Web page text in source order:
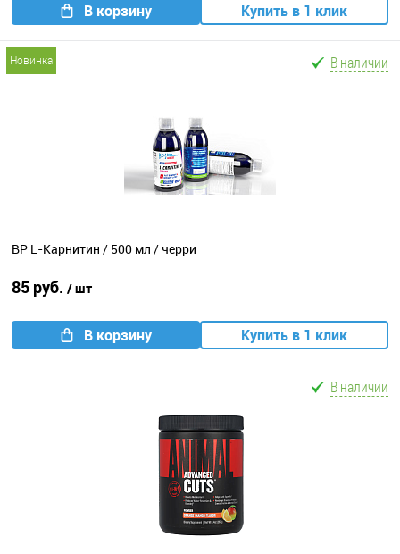
В корзину Купить в 1 клик
новинка В наличии
BP L-Карнитин / 500 мл / черри
85 руб. / шт
В корзину Купить в 1 клик
В наличии